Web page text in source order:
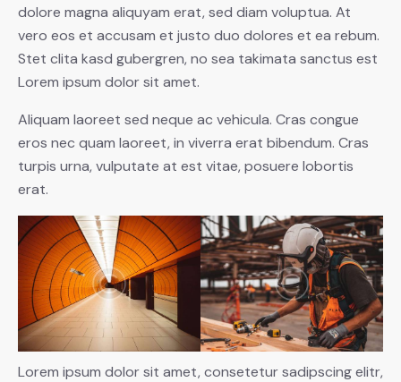
dolore magna aliquyam erat, sed diam voluptua. At
vero eos et accusam et justo duo dolores et ea rebum.
Stet clita kasd gubergren, no sea takimata sanctus est
Lorem ipsum dolor sit amet.
Aliquam laoreet sed neque ac vehicula. Cras congue
eros nec quam laoreet, in viverra erat bibendum. Cras
turpis urna, vulputate at est vitae, posuere lobortis
erat.
Lorem ipsum dolor sit amet, consetetur sadipscing elitr,